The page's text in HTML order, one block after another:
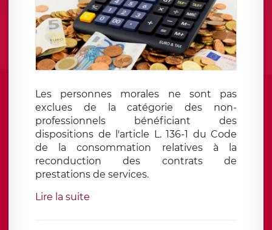
Les personnes morales ne sont pas
exclues de la catégorie des non-
professionnels bénéficiant des
dispositions de l'article L. 136-1 du Code
de la consommation relatives à la
reconduction des contrats de
prestations de services.
Lire la suite